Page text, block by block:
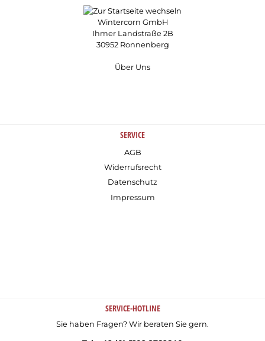
Wintercorn GmbH
Ihmer Landstraße 2B
30952 Ronnenberg
Über Uns
SERVICE
AGB
Widerrufsrecht
Datenschutz
Impressum
SERVICE-HOTLINE
Sie haben Fragen? Wir beraten Sie gern.